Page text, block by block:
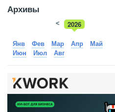
Архивы
2026
<
Янв Фев Мар Апр
Май
Июн
Июл Авг